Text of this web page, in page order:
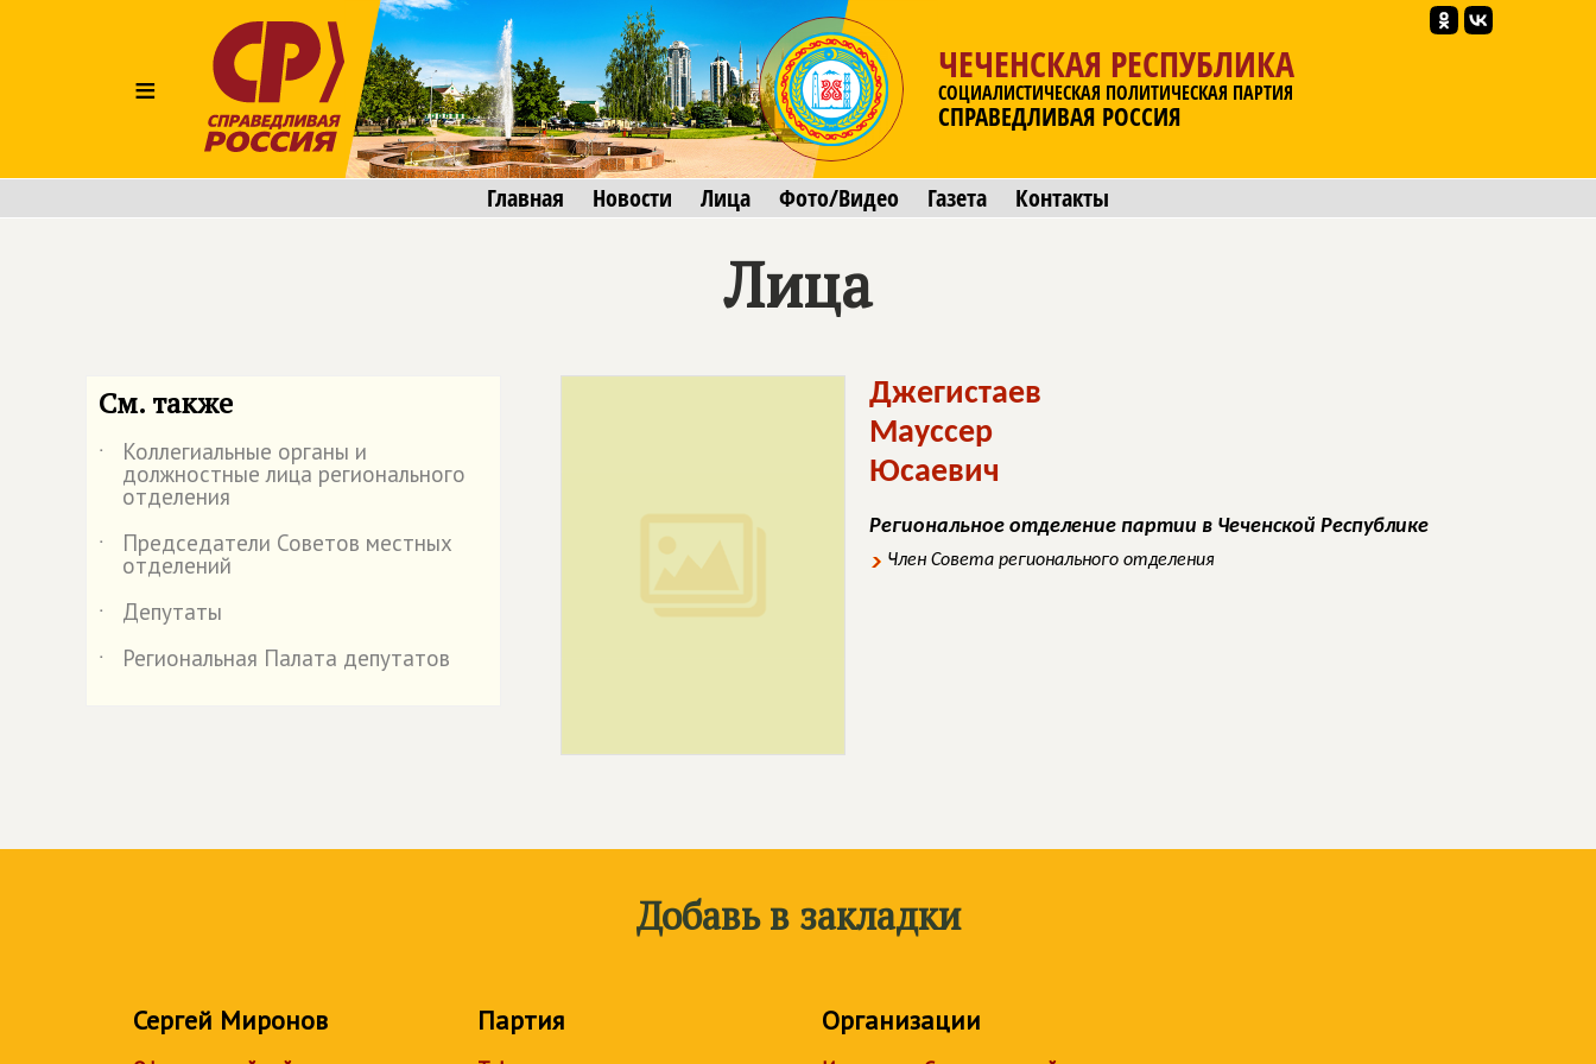
≡
ЧЕЧЕНСКАЯ РЕСПУБЛИКА
СОЦИАЛИСТИЧЕСКАЯ ПОЛИТИЧЕСКАЯ ПАРТИЯ
СПРАВЕДЛИВАЯ РОССИЯ
Главная Новости Лица Фото/Видео Газета Контакты
Лица
См. также
˙ Коллегиальные органы и
должностные лица регионального
отделения
˙
Председатели Советов местных
отделений
˙
Депутаты
˙
Региональная Палата депутатов
Джегистаев
Мауссер
Юсаевич
Региональное отделение партии в Чеченской Республике
Член Совета регионального отделения
Добавь в закладки
Сергей Миронов Партия Организации